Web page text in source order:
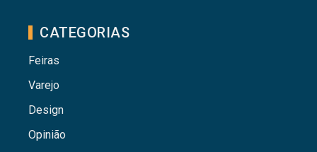
CATEGORIAS
Feiras
Varejo
Design
Opinião